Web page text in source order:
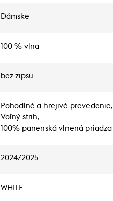
Dámske
100 % vlna
bez zipsu
Pohodlné a hrejivé prevedenie,
Voľný strih,
100% panenská vlnená priadza
2024/2025
WHITE